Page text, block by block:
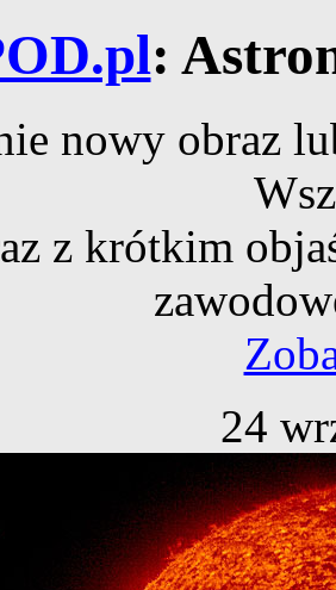
:
nowy obraz
z krótkim
24